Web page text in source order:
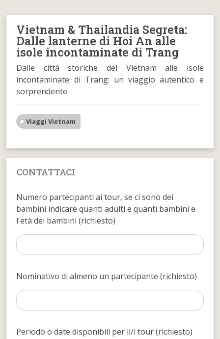
Vietnam & Thailandia Segreta:
Dalle lanterne di Hoi An alle
isole incontaminate di Trang
Dalle città storiche del Vietnam alle isole
incontaminate di Trang: un viaggio autentico e
sorprendente.
Viaggi Vietnam
CONTATTACI
Numero partecipanti ai tour, se ci sono dei
bambini indicare quanti adulti e quanti bambini e
l'età dei bambini (richiesto)
Nominativo di almeno un partecipante (richiesto)
Periodo o date disponibili per il/i tour (richiesto)